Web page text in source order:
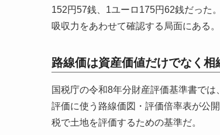
152円57銭、1ユーロ175円62銭だった
吸収力をあわせて確認する局面にある。
路線価は資産価値だけでなく
国税庁の令和8年分財産評価基準書で
評価に使う路線価図・評価倍率表が公
税で土地を評価するための基準だ。